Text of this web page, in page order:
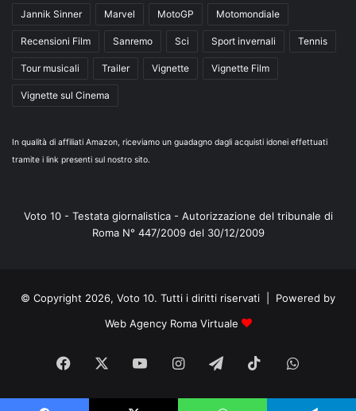
Jannik Sinner Marvel MotoGP Motomondiale
Recensioni Film Sanremo Sci Sport invernali Tennis
Tour musicali Trailer Vignette Vignette Film
Vignette sul Cinema
In qualità di affiliati Amazon, riceviamo un guadagno dagli acquisti idonei effettuati
tramite i link presenti sul nostro sito.
Voto 10 - Testata giornalistica - Autorizzazione del tribunale di
Roma N° 447/2009 del 30/12/2009
© Copyright 2026, Voto 10. Tutti i diritti riservati | Powered by
Web Agency Roma Virtuale
Facebook You
Tube
Instagram
TelegramTikTok